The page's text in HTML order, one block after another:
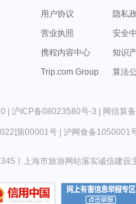
用户协议
隐私
营业执照
安全
携程内容中心
知识
Trip.com Group
算法
| 沪ICP备08023580号-3 | 网信算
第00001号| 沪网食备1050001
上海市旅游网站落实诚信建设